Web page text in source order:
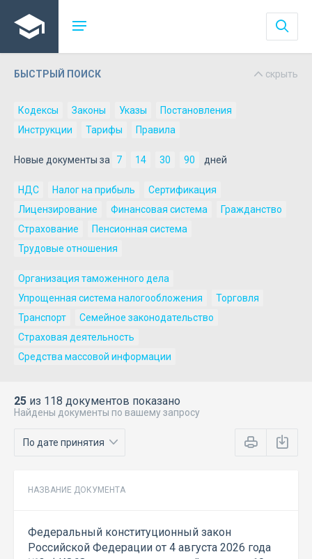
БЫСТРЫЙ ПОИСК скрыть
Кодексы Законы Указы
Постановления
Инструкции
Тарифы Правила
Новые документы за 7 14 30 90 дней
НДС Налог на прибыль
Сертификация
Лицензирование
Финансовая система
Гражданство
Страхование
Пенсионная система
Трудовые отношения
Организация таможенного дела
Упрощенная система налогообложения
Торговля
Транспорт
Семейное законодательство
Страховая деятельность
Средства массовой информации
25 из 118 документов показано
Найдены документы по вашему запросу
НАЗВАНИЕ ДОКУМЕНТА
Федеральный конституционный закон
Российской Федерации от 4 августа 2026 года